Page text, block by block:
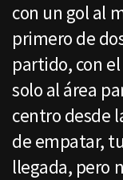
con un gol al
primero de
partido, con
solo al área
centro desde
de empatar,
llegada, pero